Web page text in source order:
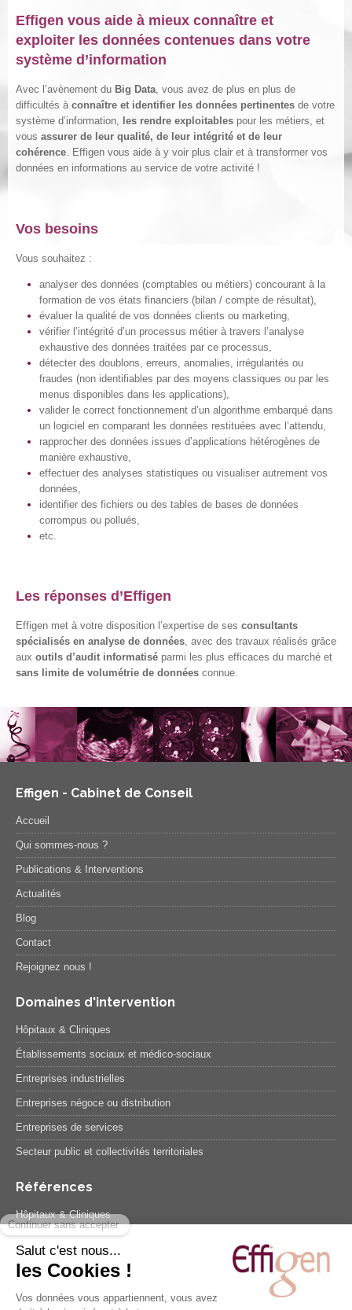
Effigen vous aide à mieux connaître et
exploiter les données contenues dans votre
système d’information
Avec l’avènement du Big Data , vous avez de plus en plus de
difficultés à connaître et identifier les données pertinentes de votre
système d’information,
les rendre exploitables pour les métiers, et
vous assurer de leur qualité, de leur intégrité et de leur
cohérence . Effigen vous aide à y voir plus clair et à transformer vos
données en informations au service de votre activité !
Vos besoins
Vous souhaitez :
analyser des données (comptables ou métiers) concourant à la
formation de vos états financiers (bilan / compte de résultat),
évaluer la qualité de vos données clients ou marketing,
vérifier l’intégrité d’un processus métier à travers l’analyse
exhaustive des données traitées par ce processus,
détecter des doublons, erreurs, anomalies, irrégularités ou
fraudes (non identifiables par des moyens classiques ou par les
menus disponibles dans les applications),
valider le correct fonctionnement d’un algorithme embarqué dans
un logiciel en comparant les données restituées avec l’attendu,
rapprocher des données issues d’applications hétérogènes de
manière exhaustive,
effectuer des analyses statistiques ou visualiser autrement vos
données,
identifier des fichiers ou des tables de bases de données
corrompus ou pollués,
etc.
Les réponses d’Effigen
Effigen met à votre disposition l’expertise de ses consultants
spécialisés en analyse de données, avec des travaux réalisés grâce
aux outils d’audit informatisé parmi les plus efficaces du marché et
sans limite de volumétrie de données connue.
Effigen - Cabinet de Conseil
Accueil
Qui sommes-nous ?
Publications & Interventions
Actualités
Blog
Contact
Rejoignez nous !
Domaines d'intervention
Hôpitaux & Cliniques
Établissements sociaux et médico-sociaux
Entreprises industrielles
Entreprises négoce ou distribution
Entreprises de services
Secteur public et collectivités territoriales
Références
Hôpitaux & Cliniques
Etablissements sociaux et médico-sociaux
Entreprises industrielles